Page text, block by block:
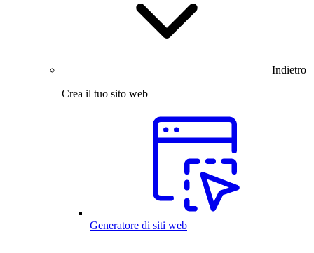
Indietro
Crea il tuo sito web
Generatore di siti web